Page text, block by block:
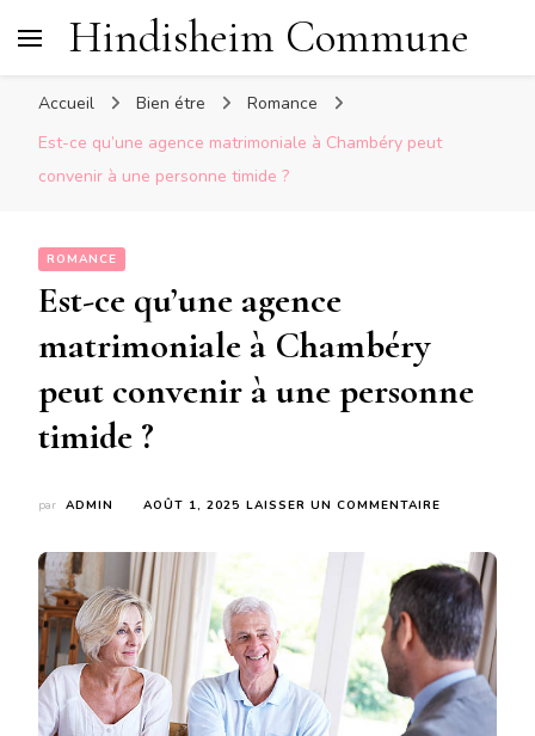
Hindisheim Commune
Accueil Bien étre
Romance
Est-ce qu’une agence matrimoniale à Chambéry peut
convenir à une personne timide ?
ROMANCE
Est-ce qu’une agence
matrimoniale à Chambéry
peut convenir à une personne
timide ?
par ADMIN AOÛT 1, 2025 LAISSER UN COMMENTAIRE
QU’UNE
AGENCE
À
CHAMBÉRY
PEUT
CONVENIR
À